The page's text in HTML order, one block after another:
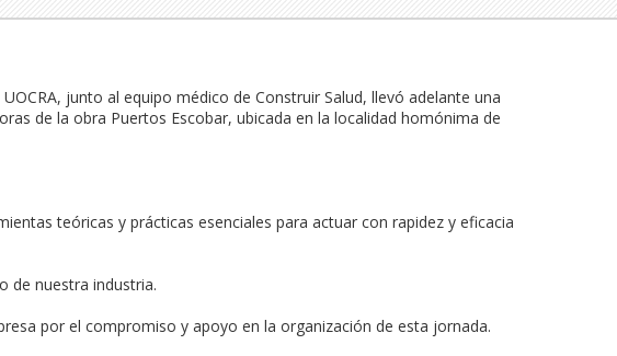
junto al equipo médico de Construir Salud, llevó adelante una
de la obra Puertos Escobar, ubicada en la localidad homónima de
teóricas y prácticas esenciales para actuar con rapidez y eficacia
de nuestra industria.
por el compromiso y apoyo en la organización de esta jornada.